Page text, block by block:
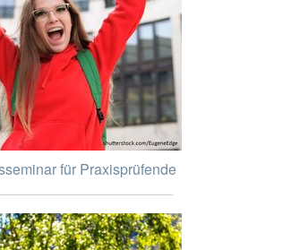
für Praxisprüfende